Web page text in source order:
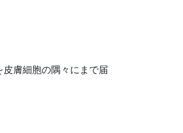
膚細胞の隅々にまで届